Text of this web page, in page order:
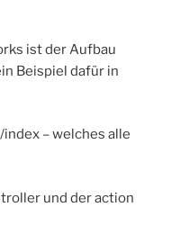
ist der Aufbau
Beispiel dafür in
– welches alle
und der action